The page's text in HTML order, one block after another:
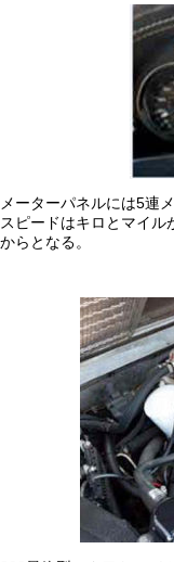
メーターパネルには5連
スピードはキロとマイル
からとなる。